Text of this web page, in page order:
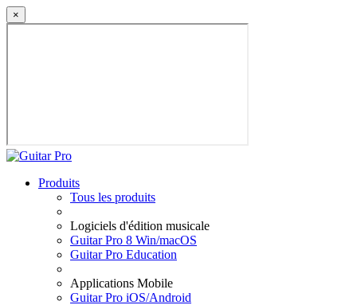
×
Produits
Tous les produits
Logiciels d'édition musicale
Guitar Pro 8 Win/macOS
Guitar Pro Education
Applications Mobile
Guitar Pro iOS/Android